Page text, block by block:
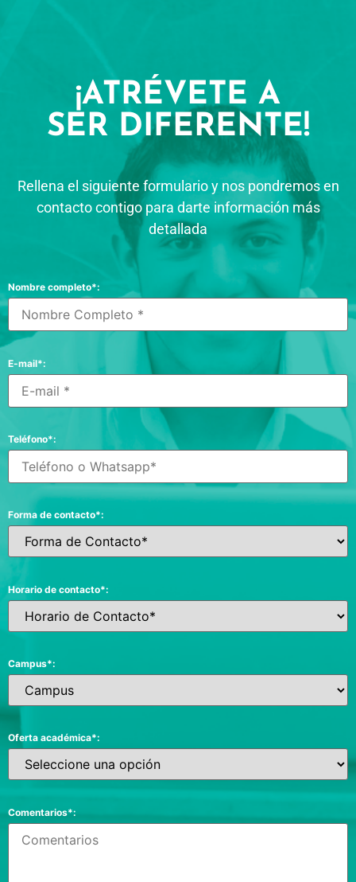
¡ATRÉVETE A
SER DIFERENTE!
Rellena el siguiente formulario y nos pondremos en
contacto contigo para darte información más
detallada
Nombre completo*:
E-mail*:
Teléfono*:
Forma de contacto*:
Horario de contacto*:
Campus*:
Oferta académica*:
Comentarios*: